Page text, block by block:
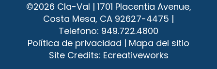
©2026 Cla-Val | 1701 Placentia Avenue,
Costa Mesa, CA 92627-4475 |
Telefono: 949.722.4800
Política de privacidad | Mapa del sitio
Site Credits: Ecreativeworks